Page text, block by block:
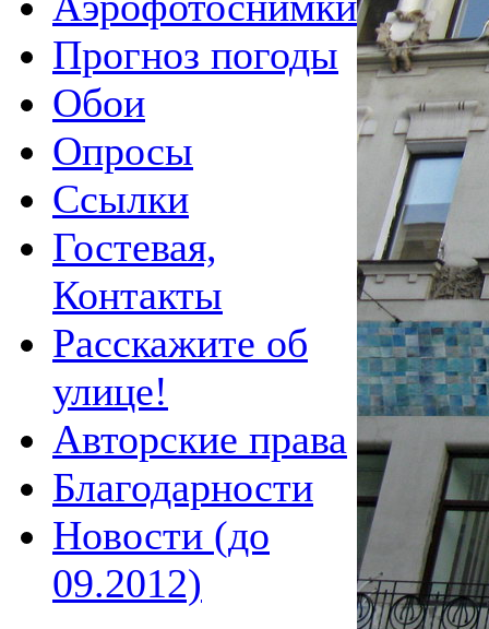
Прогноз погоды
Обои
Опросы
Ссылки
Гостевая,
Контакты
Расскажите об
улице!
Авторские права
Благодарности
Новости (до
09.2012)